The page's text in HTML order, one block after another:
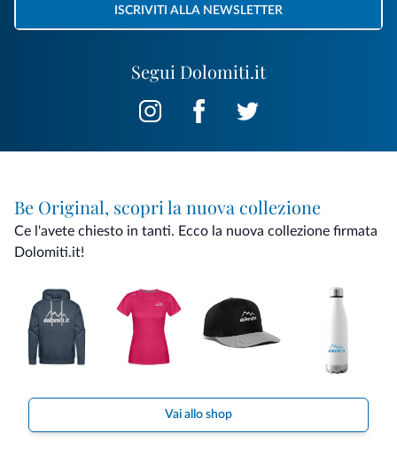
Segui Dolomiti.it
ISCRIVITI ALLA NEWSLETTER
Be Original, scopri la nuova collezione
Ce l'avete chiesto in tanti. Ecco la nuova collezione firmata
Dolomiti.it!
Vai allo shop